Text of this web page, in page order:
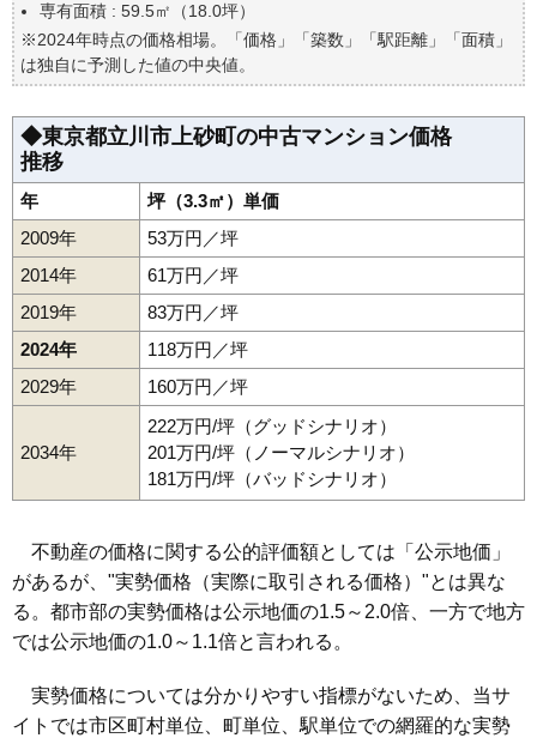
自分の年収でいくらの不動産が買える？
専有面積 : 59.5㎡（18.0坪）
※2024年時点の価格相場。「価格」「築数」「駅距離」「面積」
は独自に予測した値の中央値。
◆東京都立川市上砂町の中古マンション価格
推移
年
坪（3.3㎡）単価
2009年
53万円／坪
2014年
61万円／坪
2019年
83万円／坪
2024年
118万円／坪
2029年
160万円／坪
2034年
222万円/坪（グッドシナリオ）
201万円/坪（ノーマルシナリオ）
181万円/坪（バッドシナリオ）
不動産の価格に関する公的評価額としては「公示地価」
があるが、"実勢価格（実際に取引される価格）"とは異な
る。都市部の実勢価格は公示地価の1.5～2.0倍、一方で地方
では公示地価の1.0～1.1倍と言われる。
実勢価格については分かりやすい指標がないため、当サ
イトでは市区町村単位、町単位、駅単位での網羅的な実勢